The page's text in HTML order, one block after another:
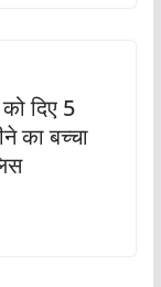
दिए 5
का बच्चा